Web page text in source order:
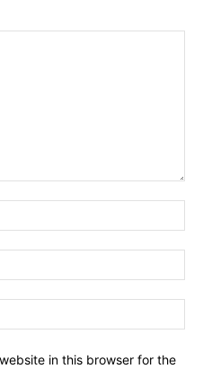
in this browser for the